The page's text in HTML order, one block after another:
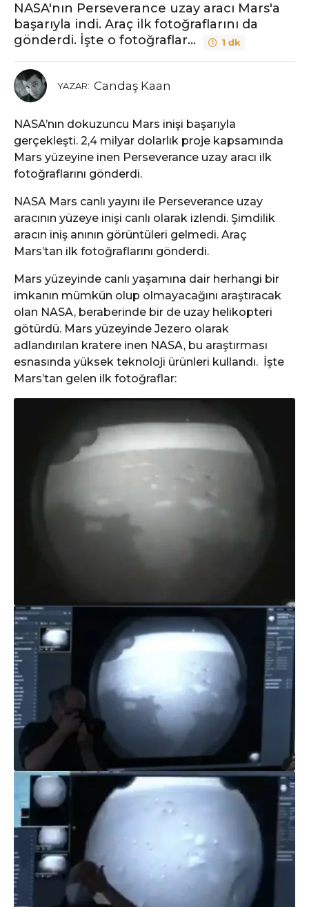
l
ö
n
e
5
ı
l
ö
n
c
e
NASA'nın Perseverance uzay aracı Mars'a
başarıyla indi. Araç ilk fotoğraflarını da
gönderdi. İşte o fotoğraflar...
1 dk
YAZAR: Candaş Kaan
NASA’nın dokuzuncu Mars inişi başarıyla
gerçekleşti. 2,4 milyar dolarlık proje kapsamında
Mars yüzeyine inen Perseverance uzay aracı ilk
fotoğraflarını gönderdi.
NASA Mars canlı yayını ile Perseverance uzay
aracının yüzeye inişi canlı olarak izlendi. Şimdilik
aracın iniş anının görüntüleri gelmedi. Araç
Mars’tan ilk fotoğraflarını gönderdi.
Mars yüzeyinde canlı yaşamına dair herhangi bir
imkanın mümkün olup olmayacağını araştıracak
olan NASA, beraberinde bir de uzay helikopteri
götürdü. Mars yüzeyinde Jezero olarak
adlandırılan kratere inen NASA, bu araştırması
esnasında yüksek teknoloji ürünleri kullandı. İşte
Mars’tan gelen ilk fotoğraflar: